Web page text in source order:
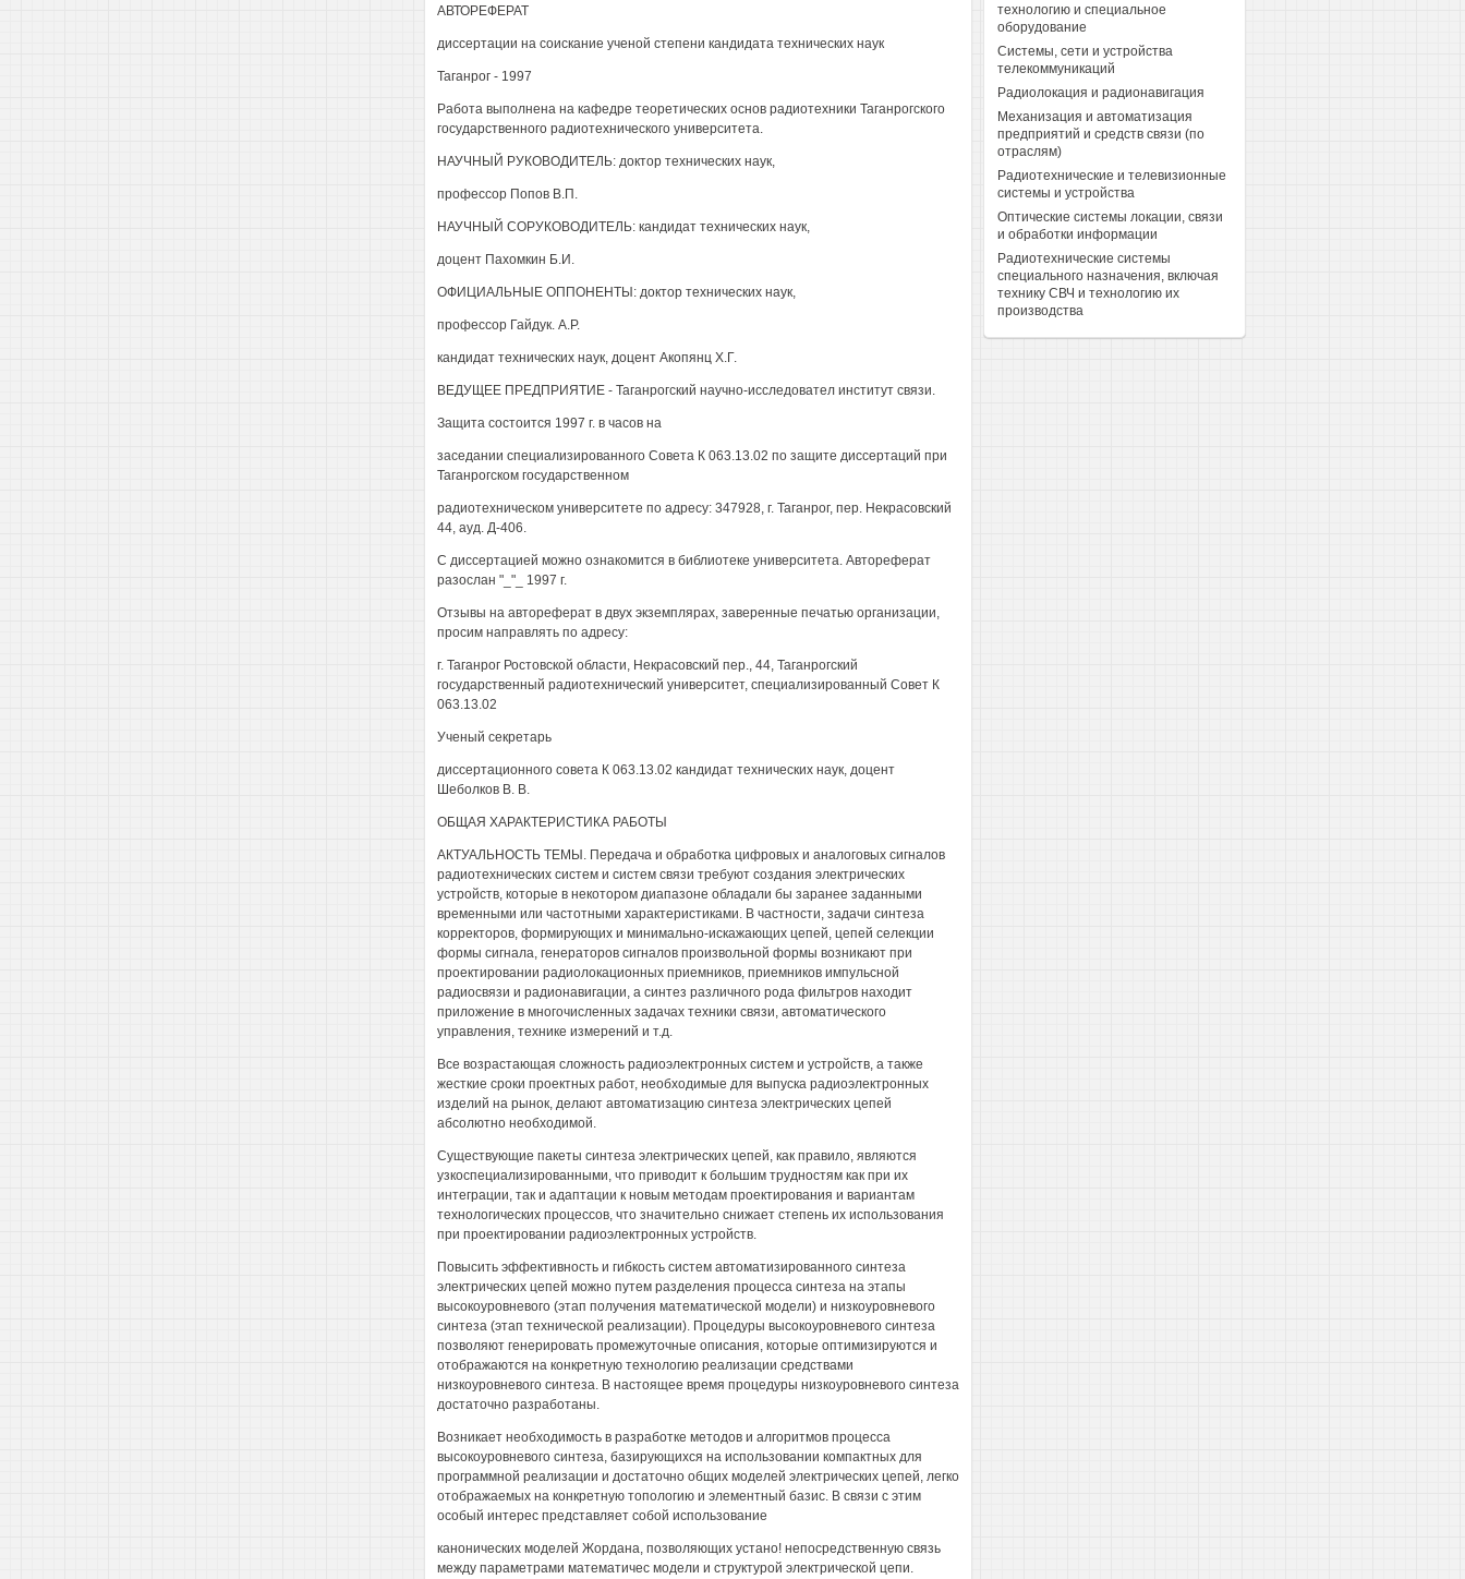
АВТОРЕФЕРАТ
диссертации на соискание ученой степени кандидата технических наук
Таганрог - 1997
Работа выполнена на кафедре теоретических основ радиотехники Таганрогского
государственного радиотехнического университета.
НАУЧНЫЙ РУКОВОДИТЕЛЬ: доктор технических наук,
профессор Попов В.П.
НАУЧНЫЙ СОРУКОВОДИТЕЛЬ: кандидат технических наук,
доцент Пахомкин Б.И.
ОФИЦИАЛЬНЫЕ ОППОНЕНТЫ: доктор технических наук,
профессор Гайдук. А.Р.
кандидат технических наук, доцент Акопянц Х.Г.
ВЕДУЩЕЕ ПРЕДПРИЯТИЕ - Таганрогский научно-исследовател институт связи.
Защита состоится 1997 г. в часов на
заседании специализированного Совета К 063.13.02 по защите диссертаций при
Таганрогском государственном
радиотехническом университете по адресу: 347928, г. Таганрог, пер. Некрасовский
44, ауд. Д-406.
С диссертацией можно ознакомится в библиотеке университета. Автореферат
разослан "_"_ 1997 г.
Отзывы на автореферат в двух экземплярах, заверенные печатью организации,
просим направлять по адресу:
г. Таганрог Ростовской области, Некрасовский пер., 44, Таганрогский
государственный радиотехнический университет, специализированный Совет К
063.13.02
Ученый секретарь
диссертационного совета К 063.13.02 кандидат технических наук, доцент
Шеболков В. В.
ОБЩАЯ ХАРАКТЕРИСТИКА РАБОТЫ
АКТУАЛЬНОСТЬ ТЕМЫ. Передача и обработка цифровых и аналоговых сигналов
радиотехнических систем и систем связи требуют создания электрических
устройств, которые в некотором диапазоне обладали бы заранее заданными
временными или частотными характеристиками. В частности, задачи синтеза
корректоров, формирующих и минимально-искажающих цепей, цепей селекции
формы сигнала, генераторов сигналов произвольной формы возникают при
проектировании радиолокационных приемников, приемников импульсной
радиосвязи и радионавигации, а синтез различного рода фильтров находит
приложение в многочисленных задачах техники связи, автоматического
управления, технике измерений и т.д.
Все возрастающая сложность радиоэлектронных систем и устройств, а также
жесткие сроки проектных работ, необходимые для выпуска радиоэлектронных
изделий на рынок, делают автоматизацию синтеза электрических цепей
абсолютно необходимой.
Существующие пакеты синтеза электрических цепей, как правило, являются
узкоспециализированными, что приводит к большим трудностям как при их
интеграции, так и адаптации к новым методам проектирования и вариантам
технологических процессов, что значительно снижает степень их использования
при проектировании радиоэлектронных устройств.
Повысить эффективность и гибкость систем автоматизированного синтеза
электрических цепей можно путем разделения процесса синтеза на этапы
высокоуровневого (этап получения математической модели) и низкоуровневого
синтеза (этап технической реализации). Процедуры высокоуровневого синтеза
позволяют генерировать промежуточные описания, которые оптимизируются и
отображаются на конкретную технологию реализации средствами
низкоуровневого синтеза. В настоящее время процедуры низкоуровневого синтеза
достаточно разработаны.
Возникает необходимость в разработке методов и алгоритмов процесса
высокоуровневого синтеза, базирующихся на использовании компактных для
программной реализации и достаточно общих моделей электрических цепей, легко
отображаемых на конкретную топологию и элементный базис. В связи с этим
особый интерес представляет собой использование
канонических моделей Жордана, позволяющих устано! непосредственную связь
между параметрами математичес модели и структурой электрической цепи.
технологию и специальное
оборудование
Системы, сети и устройства
телекоммуникаций
Радиолокация и радионавигация
Механизация и автоматизация
предприятий и средств связи (по
отраслям)
Радиотехнические и телевизионные
системы и устройства
Оптические системы локации, связи
и обработки информации
Радиотехнические системы
специального назначения, включая
технику СВЧ и технологию их
производства